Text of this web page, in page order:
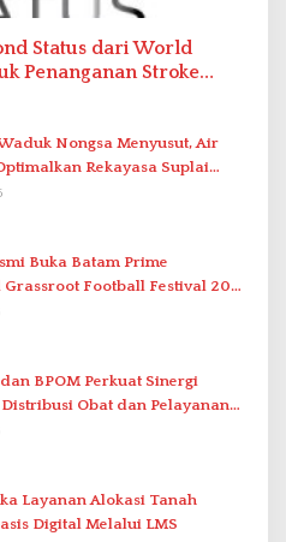
Status dari World
Penanganan Stroke
Nongsa Menyusut, Air
Rekayasa Suplai
Buka Batam Prime
Football Festival 2026
Abdul Jamal
BPOM Perkuat Sinergi
Distribusi Obat dan Pelayanan
Layanan Alokasi Tanah
Digital Melalui LMS